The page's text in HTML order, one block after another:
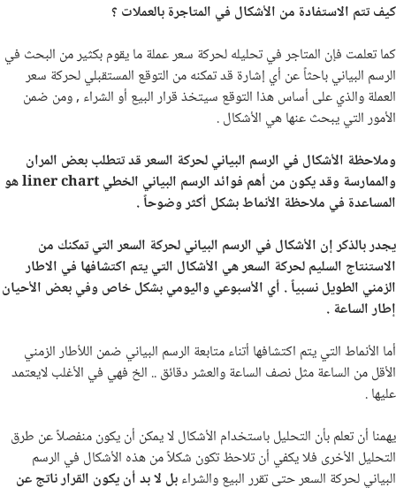
كيف تتم الاستفادة من الأشكال في المتاجرة بالعملات ؟
كما تعلمت فإن المتاجر في تحليله لحركة سعر عملة ما يقوم بكثير من البحث في
الرسم البياني باحثاً عن أي إشارة قد تمكنه من التوقع المستقبلي لحركة سعر
العملة والذي على أساس هذا التوقع سيتخذ قرار البيع أو الشراء , ومن ضمن
الأمور التي يبحث عنها هي الأشكال .
وملاحظة الأشكال في الرسم البياني لحركة السعر قد تتطلب بعض المران
والممارسة وقد يكون من أهم فوائد الرسم البياني الخطيliner chartهو
المساعدة في ملاحظة الأنماط بشكل أكثر وضوحاً .
يجدر بالذكر إن الأشكال في الرسم البياني لحركة السعر التي تمكنك من
الاستنتاج السليم لحركة السعر هي الأشكال التي يتم اكتشافها في الاطار
الزمني الطويل نسبياً . أي الأسبوعي واليومي بشكل خاص وفي بعض الأحيان
إطار الساعة .
أما الأنماط التي يتم اكتشافها أتناء متابعة الرسم البياني ضمن اللأطار الزمني
الأقل من الساعة مثل نصف الساعة والعشر دقائق .. الخ فهي في الأغلب لايعتمد
عليها .
يهمنا أن تعلم بأن التحليل باستخدام الأشكال لا يمكن أن يكون منفصلاً عن طرق
التحليل الأخرى فلا يكفي أن تلاحظ تكون شكلاً من هذه الأشكال في الرسم
البياني لحركة السعر حتى تقرر البيع والشراءبل لا بد أن يكون القرار ناتج عن